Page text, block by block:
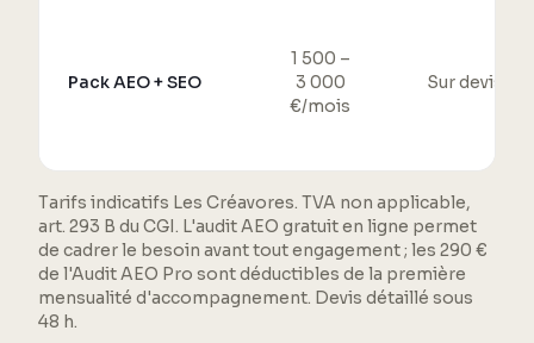
Pack AEO + SEO
1 500 –
3 000
€/mois
Sur devis
Tarifs indicatifs Les Créavores. TVA non applicable,
art. 293 B du CGI. L'audit AEO gratuit en ligne permet
de cadrer le besoin avant tout engagement ; les 290 €
de l'Audit AEO Pro sont déductibles de la première
mensualité d'accompagnement. Devis détaillé sous
48 h.